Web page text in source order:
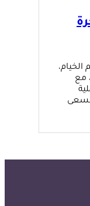
مع
نسعى